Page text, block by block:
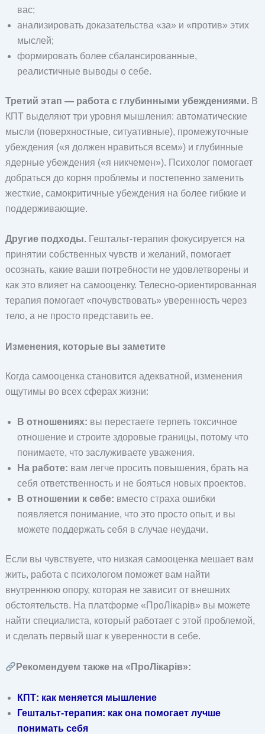
вас;
анализировать доказательства «за» и «против» этих
мыслей;
формировать более сбалансированные,
реалистичные выводы о себе.
Третий этап — работа с глубинными убеждениями.В
КПТ выделяют три уровня мышления: автоматические
мысли (поверхностные, ситуативные), промежуточные
убеждения («я должен нравиться всем») и глубинные
ядерные убеждения («я никчемен»). Психолог помогает
добраться до корня проблемы и постепенно заменить
жесткие, самокритичные убеждения на более гибкие и
поддерживающие.
Другие подходы.Гештальт-терапия фокусируется на
принятии собственных чувств и желаний, помогает
осознать, какие ваши потребности не удовлетворены и
как это влияет на самооценку. Телесно-ориентированная
терапия помогает «почувствовать» уверенность через
тело, а не просто представить ее.
Изменения, которые вы заметите
Когда самооценка становится адекватной, изменения
ощутимы во всех сферах жизни:
В отношениях: вы перестаете терпеть токсичное
отношение и строите здоровые границы, потому что
понимаете, что заслуживаете уважения.
На работе: вам легче просить повышения, брать на
себя ответственность и не бояться новых проектов.
В отношении к себе: вместо страха ошибки
появляется понимание, что это просто опыт, и вы
можете поддержать себя в случае неудачи.
Если вы чувствуете, что низкая самооценка мешает вам
жить, работа с психологом поможет вам найти
внутреннюю опору, которая не зависит от внешних
обстоятельств. На платформе «ПроЛікарів» вы можете
найти специалиста, который работает с этой проблемой,
и сделать первый шаг к уверенности в себе.
Рекомендуем также на «ПроЛікарів»:
КПТ: как меняется мышление
Гештальт-терапия: как она помогает лучше
понимать себя